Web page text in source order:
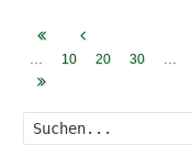
10 20 30